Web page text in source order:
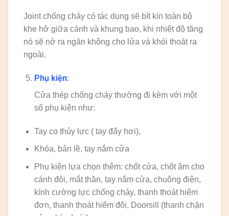
Joint chống cháy có tác dụng sẽ bít kín toàn bộ
khe hở giữa cánh và khung bao, khi nhiệt độ tăng
nó sẽ nở ra ngăn không cho lửa và khói thoát ra
ngoài.
Phụ kiện:
Cửa thép chống cháy thường đi kèm với một
số phụ kiện như:
Tay co thủy lực ( tay đẩy hơi),
Khóa, bản lề, tay nắm cửa
Phụ kiện lựa chọn thêm: chốt cửa, chốt âm cho
cánh đôi, mắt thần, tay nắm cửa, chuông điện,
kính cường lực chống cháy, thanh thoát hiểm
đơn, thanh thoát hiểm đôi, Doorsill (thanh chặn